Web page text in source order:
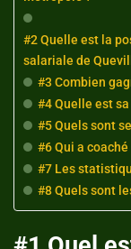
#2 Quelle est la
salariale de
#3 Combien
#4 Quelle est
#5 Quels sont
#6 Qui a
#7 Les
#8 Quels sont